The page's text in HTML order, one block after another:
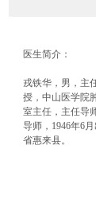
医生简介：
戎铁华，男，主
授，中山医学院
室主任，主任导
导师，1946年6
省惠来县。